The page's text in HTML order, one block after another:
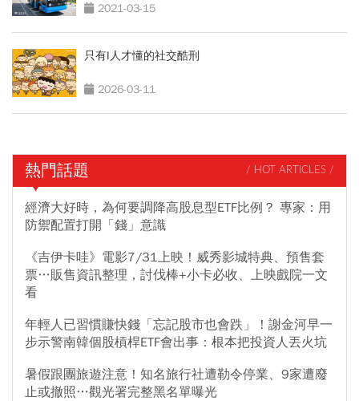
2021-03-15
只有I人才懂的社交酷刑
2026-03-11
熱門話題 / HOT ARTICLES /
經濟大好時，為何要調降高股息型ETF比例？ 專家：用
防禦配置打開「錢」意識
《吉伊卡哇》電影7/31上映！威秀影城特典、預售套
票…販售資訊整理，討伐棒+小卡必收、上映戲院一文
看
年輕人已習慣賺快錢「忘記股市也會跌」！謝金河早一
步示警南韓個股槓桿ETF會出事：根本把投資人丟火坑
暑假跟團旅遊注意！知名旅行社遭勒令停業、9家遭廢
止或撤照…觀光署完整黑名單曝光